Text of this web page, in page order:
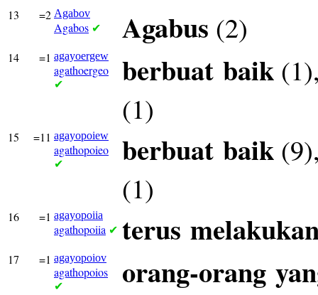
13 =2 Agabov
Agabos ✔ Agabus (2)
14 =1 agayoergew
agathoergeo
✔ berbuat baik
(1)
15 =11 agayopoiew
agathopoieo
✔ berbuat baik
(1)
16 =1 agayopoiia
agathopoiia ✔ terus
17 =1 agayopoiov
agathopoios
✔ orang-orang